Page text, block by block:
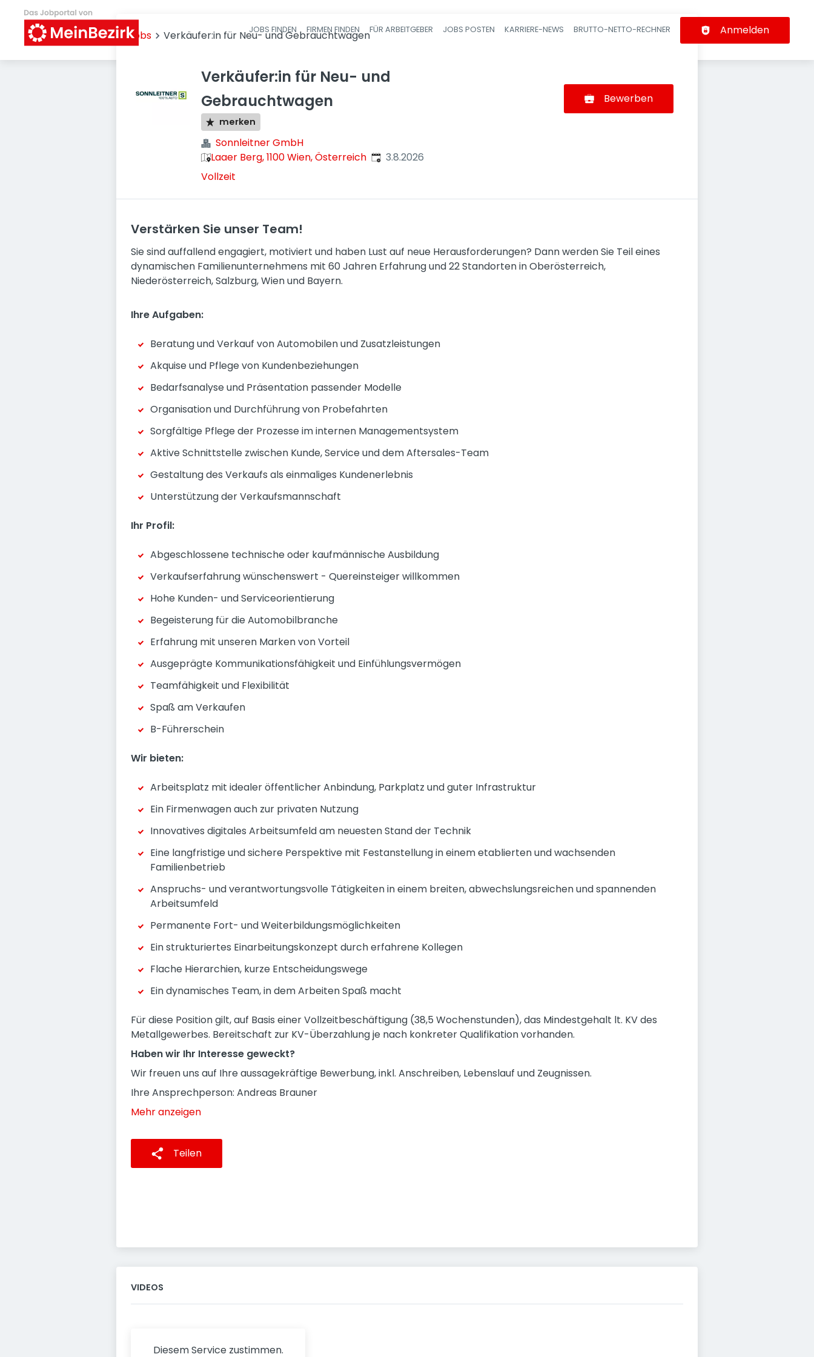
Haupt-Navigation
JOBS FINDEN FIRMEN FINDEN FÜR ARBEITGEBER JOBS POSTEN KARRIERE-NEWS BRUTTO-NETTO-RECHNER Anmelden
Jobs Verkäufer:in für Neu- und Gebrauchtwagen
Verkäufer:in für Neu- und
Gebrauchtwagen
merken
Sonnleitner GmbH
Laaer Berg, 1100 Wien, Österreich Veröffentlicht
3.8.2026
Vollzeit
Bewerben
Verstärken Sie unser Team!
Sie sind auffallend engagiert, motiviert und haben Lust auf neue Herausforderungen? Dann werden Sie Teil eines
dynamischen Familienunternehmens mit 60 Jahren Erfahrung und 22 Standorten in Oberösterreich,
Niederösterreich, Salzburg, Wien und Bayern.
Ihre Aufgaben:
Beratung und Verkauf von Automobilen und Zusatzleistungen
Akquise und Pflege von Kundenbeziehungen
Bedarfsanalyse und Präsentation passender Modelle
Organisation und Durchführung von Probefahrten
Sorgfältige Pflege der Prozesse im internen Managementsystem
Aktive Schnittstelle zwischen Kunde, Service und dem Aftersales-Team
Gestaltung des Verkaufs als einmaliges Kundenerlebnis
Unterstützung der Verkaufsmannschaft
Ihr Profil:
Abgeschlossene technische oder kaufmännische Ausbildung
Verkaufserfahrung wünschenswert - Quereinsteiger willkommen
Hohe Kunden- und Serviceorientierung
Begeisterung für die Automobilbranche
Erfahrung mit unseren Marken von Vorteil
Ausgeprägte Kommunikationsfähigkeit und Einfühlungsvermögen
Teamfähigkeit und Flexibilität
Spaß am Verkaufen
B-Führerschein
Wir bieten:
Arbeitsplatz mit idealer öffentlicher Anbindung, Parkplatz und guter Infrastruktur
Ein Firmenwagen auch zur privaten Nutzung
Innovatives digitales Arbeitsumfeld am neuesten Stand der Technik
Eine langfristige und sichere Perspektive mit Festanstellung in einem etablierten und wachsenden
Familienbetrieb
Anspruchs- und verantwortungsvolle Tätigkeiten in einem breiten, abwechslungsreichen und spannenden
Arbeitsumfeld
Permanente Fort- und Weiterbildungsmöglichkeiten
Ein strukturiertes Einarbeitungskonzept durch erfahrene Kollegen
Flache Hierarchien, kurze Entscheidungswege
Ein dynamisches Team, in dem Arbeiten Spaß macht
Für diese Position gilt, auf Basis einer Vollzeitbeschäftigung (38,5 Wochenstunden), das Mindestgehalt lt. KV des
Metallgewerbes. Bereitschaft zur KV-Überzahlung je nach konkreter Qualifikation vorhanden.
Haben wir Ihr Interesse geweckt?
Wir freuen uns auf Ihre aussagekräftige Bewerbung, inkl. Anschreiben, Lebenslauf und Zeugnissen.
Ihre Ansprechperson: Andreas Brauner
Mehr anzeigen
Teilen
VIDEOS
Diesem Service zustimmen.